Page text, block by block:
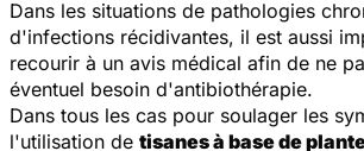
Dans les situations de pathologies
d'infections récidivantes, il est aussi
recourir à un avis médical afin de ne
éventuel besoin d'antibiothérapie.
Dans tous les cas pour soulager les
l'utilisation de tisanes à base de